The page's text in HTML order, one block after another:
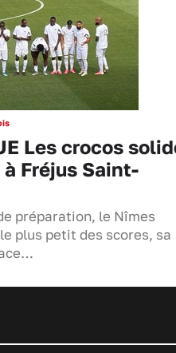
Les crocos
Fréjus Saint-
préparation, le Nîmes
plus petit des scores, sa